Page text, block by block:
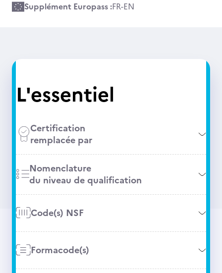
Supplément Europass :FR-EN
L'essentiel
Certification
remplacée par
Nomenclature
du niveau de qualification
Code(s) NSF
Formacode(s)